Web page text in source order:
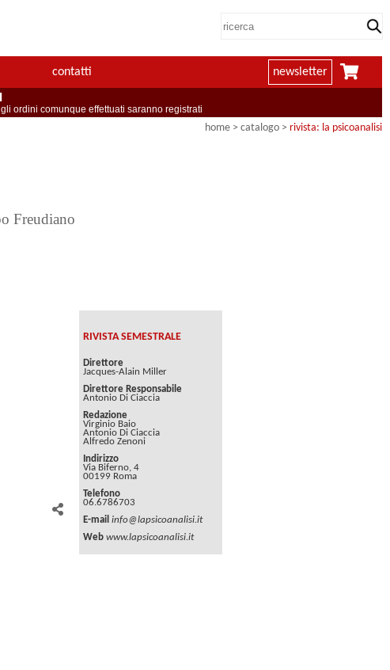
contatti newsletter
ordini comunque effettuati saranno registrati
home > catalogo > rivista: la psicoanalisi
Freudiano
RIVISTA SEMESTRALE
Direttore
Jacques-Alain Miller
Direttore Responsabile
Antonio Di Ciaccia
Redazione
Virginio Baio
Antonio Di Ciaccia
Alfredo Zenoni
Indirizzo
Via Biferno, 4
00199 Roma
Telefono
06.6786703
E-mail info@lapsicoanalisi.it
Web www.lapsicoanalisi.it